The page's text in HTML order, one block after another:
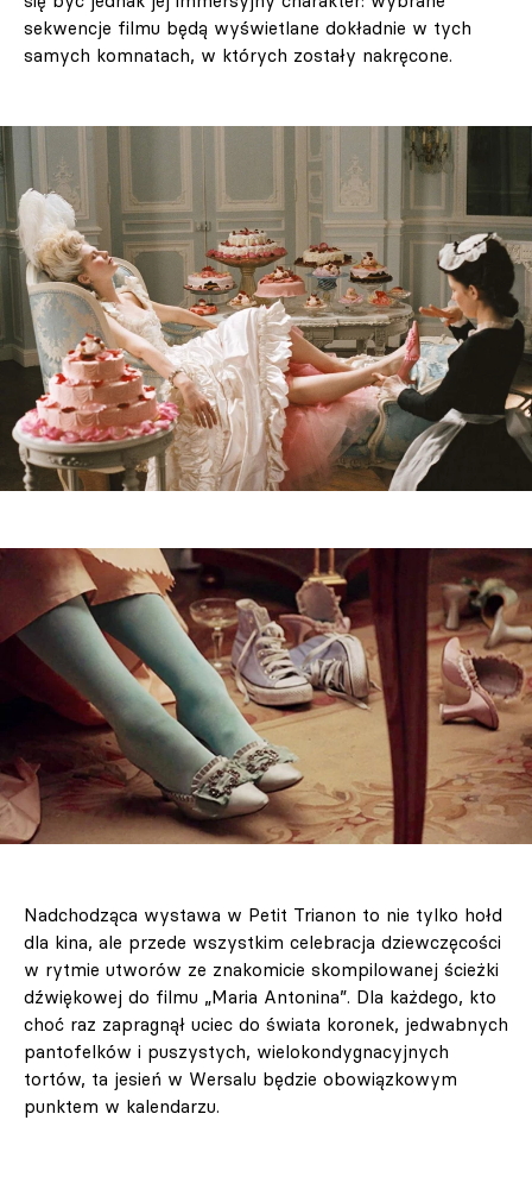
sekwencje filmu będą wyświetlane dokładnie w tych
samych komnatach, w których zostały nakręcone.
Nadchodząca wystawa w Petit Trianon to nie tylko hołd
dla kina, ale przede wszystkim celebracja dziewczęcości
w rytmie utworów ze znakomicie skompilowanej ścieżki
dźwiękowej do filmu „Maria Antonina”. Dla każdego, kto
choć raz zapragnął uciec do świata koronek, jedwabnych
pantofelków i puszystych, wielokondygnacyjnych
tortów, ta jesień w Wersalu będzie obowiązkowym
punktem w kalendarzu.